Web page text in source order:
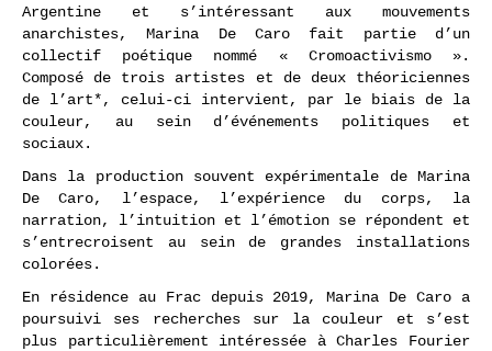
Argentine et s’intéressant aux mouvements
anarchistes, Marina De Caro fait partie d’un
collectif poétique nommé « Cromoactivismo ».
Composé de trois artistes et de deux théoriciennes
de l’art*, celui-ci intervient, par le biais de la
couleur, au sein d’événements politiques et
sociaux.
Dans la production souvent expérimentale de Marina
De Caro, l’espace, l’expérience du corps, la
narration, l’intuition et l’émotion se répondent et
s’entrecroisent au sein de grandes installations
colorées.
En résidence au Frac depuis 2019, Marina De Caro a
poursuivi ses recherches sur la couleur et s’est
plus particulièrement intéressée à Charles Fourier